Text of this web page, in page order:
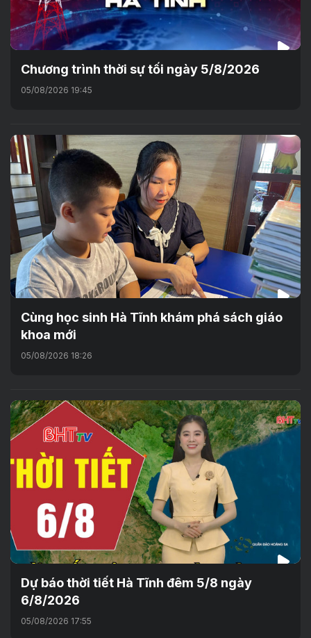
Chương trình thời sự tối ngày 5/8/2026
05/08/2026 19:45
Cùng học sinh Hà Tĩnh khám phá sách giáo
khoa mới
05/08/2026 18:26
Dự báo thời tiết Hà Tĩnh đêm 5/8 ngày
6/8/2026
05/08/2026 17:55